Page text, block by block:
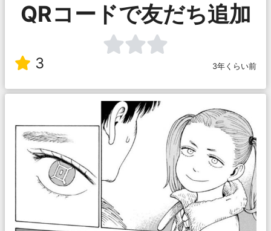
QRコードで友だち追加
3 3年くらい前